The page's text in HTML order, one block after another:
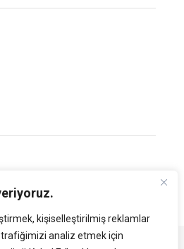
kişiselleştirilmiş reklamlar
analiz etmek için
OL